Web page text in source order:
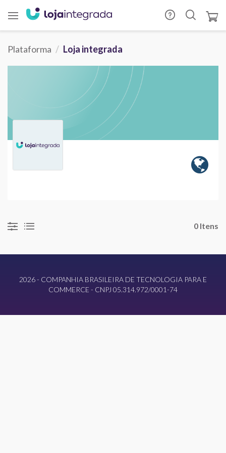
Plataforma Loja integrada
0 Itens
2026 - COMPANHIA BRASILEIRA DE TECNOLOGIA PARA E
COMMERCE - CNPJ 05.314.972/0001-74